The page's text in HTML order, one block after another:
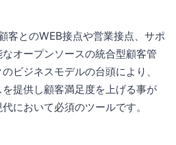
客とのWEB接点や営業接点、サポ
オープンソースの統合型顧客管
ビジネスモデルの台頭により、
提供し顧客満足度を上げる事が
において必須のツールです。